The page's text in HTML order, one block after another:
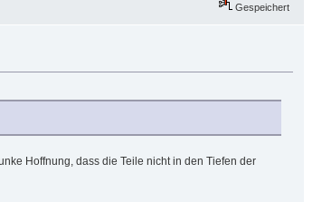
Gespeichert
Hoffnung, dass die Teile nicht in den Tiefen der